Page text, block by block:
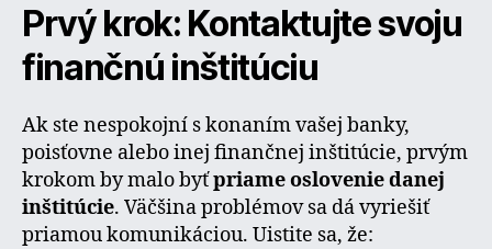
Prvý krok: Kontaktujte svoju
finančnú inštitúciu
Ak ste nespokojní s konaním vašej banky,
poisťovne alebo inej finančnej inštitúcie, prvým
krokom by malo byťpriame oslovenie danej
inštitúcie. Väčšina problémov sa dá vyriešiť
priamou komunikáciou. Uistite sa, že: